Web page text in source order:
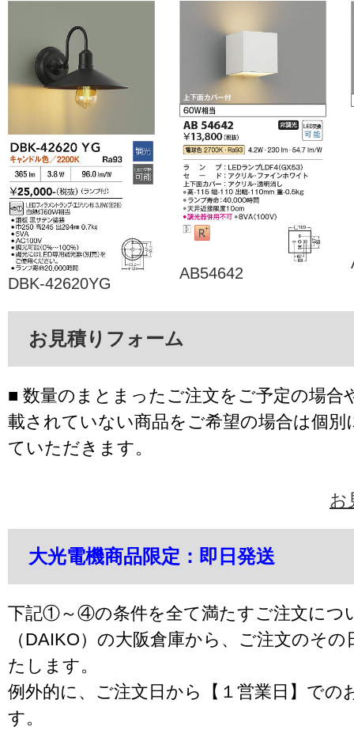
DBK-42620YG
AB54642
お見積りフォーム
■ 数量のまとまったご注文をご予定の場合
載されていない商品をご希望の場合は個別
ていただきます。
お
大光電機商品限定：即日発送
下記①～④の条件を全て満たすご注文につ
（DAIKO）の大阪倉庫から、ご注文のそ
たします。
例外的に、ご注文日から【１営業日】での
す。